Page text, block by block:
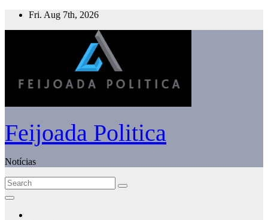
Skip
Fri. Aug 7th, 2026
Feijoada Politica
Notícias